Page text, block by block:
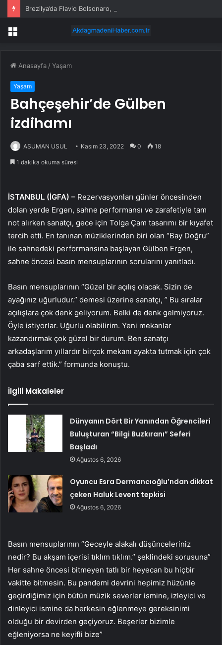
Menü
Anasayfa /Yaşam
Yaşam
Bahçeşehir’de Gülben
izdihamı
ASUMAN USUL Kasım 23, 2022 0 18
1 dakika okuma süresi
İSTANBUL (İGFA) – Rezervasyonları günler öncesinden
dolan yerde Ergen, sahne performansı ve zarafetiyle tam
not alırken sanatçı, gece için Tolga Çam tasarımı bir kıyafet
tercih etti. En tanınan müziklerinden biri olan “Bay Doğru”
ile sahnedeki performansına başlayan Gülben Ergen,
sahne öncesi basın mensuplarının sorularını yanıtladı.
Basın mensuplarının “Güzel bir açılış olacak. Sizin de
ayağınız uğurludur.” demesi üzerine sanatçı, ” Bu sıralar
açılışlara çok denk geliyorum. Belki de denk gelmiyoruz.
Öyle istiyorlar. Uğurlu olabilirim. Yeni mekanlar
kazandırmak çok güzel bir durum. Ben sanatçı
arkadaşlarım yıllardır birçok mekanı ayakta tutmak için çok
çaba sarf ettik.” formunda konuştu.
İlgili Makaleler
Dünyanın Dört Bir Yanından Öğrencileri
Buluşturan “Bilgi Buzkıranı” Seferi
Başladı
Ağustos 6, 2026
Oyuncu Esra Dermancıoğlu’ndan dikkat
çeken Haluk Levent tepkisi
Ağustos 6, 2026
Basın mensuplarının “Geceyle alakalı düşünceleriniz
nedir? Bu akşam içerisi tıklım tıklım.” şeklindeki sorusuna”
Her sahne öncesi bitmeyen tatlı bir heyecan bu hiçbir
vakitte bitmesin. Bu pandemi devrini hepimiz hüzünle
geçirdiğimiz için bütün müzik severler ismine, izleyici ve
dinleyici ismine da herkesin eğlenmeye gereksinimi
olduğu bir devirden geçiyoruz. Beşerler bizimle
eğleniyorsa ne keyifli bize”